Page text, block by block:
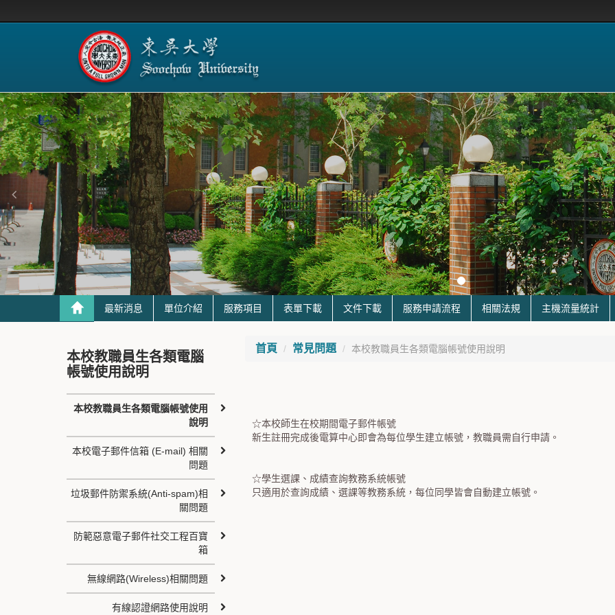
最新消息 單位介紹 服務項目 表單下載 文件下載 服務申請流程 相關法規 主機流量統計
首頁 常見問題 本校教職員生各類電腦帳號使用說明
☆本校師生在校期間電子郵件帳號
新生註冊完成後電算中心即會為每位學生建立帳號，教職員需自行申請。
☆學生選課、成績查詢教務系統帳號
只適用於查詢成績、選課等教務系統，每位同學皆會自動建立帳號。
本校教職員生各類電腦
帳號使用說明
本校教職員生各類電腦帳號使用
說明
本校電子郵件信箱 (E-mail) 相關
問題
垃圾郵件防禦系統(Anti-spam)相
關問題
防範惡意電子郵件社交工程百寶
箱
無線網路(Wireless)相關問題
有線認證網路使用說明